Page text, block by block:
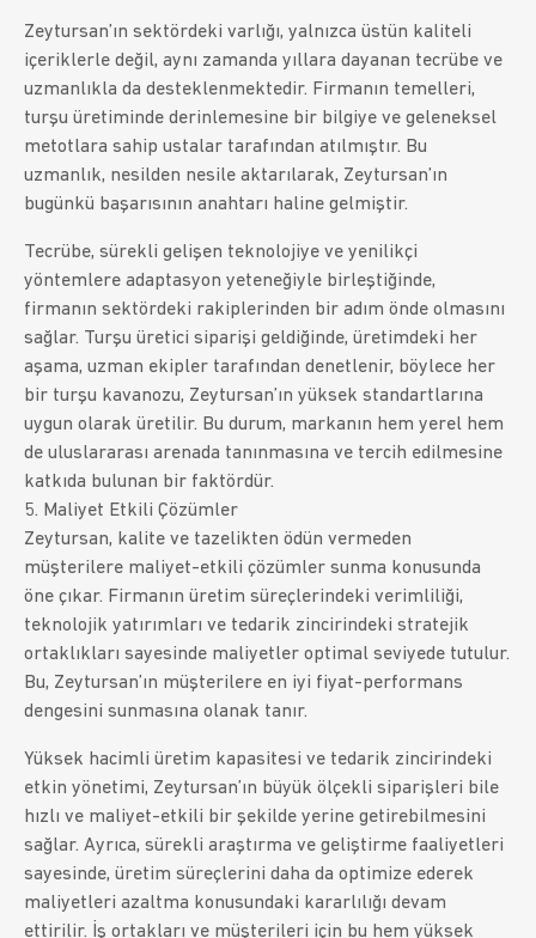
Zeytursan’ın sektördeki varlığı, yalnızca üstün kaliteli
içeriklerle değil, aynı zamanda yıllara dayanan tecrübe ve
uzmanlıkla da desteklenmektedir. Firmanın temelleri,
turşu üretiminde derinlemesine bir bilgiye ve geleneksel
metotlara sahip ustalar tarafından atılmıştır. Bu
uzmanlık, nesilden nesile aktarılarak, Zeytursan’ın
bugünkü başarısının anahtarı haline gelmiştir.
Tecrübe, sürekli gelişen teknolojiye ve yenilikçi
yöntemlere adaptasyon yeteneğiyle birleştiğinde,
firmanın sektördeki rakiplerinden bir adım önde olmasını
sağlar. Turşu üretici siparişi geldiğinde, üretimdeki her
aşama, uzman ekipler tarafından denetlenir, böylece her
bir turşu kavanozu, Zeytursan’ın yüksek standartlarına
uygun olarak üretilir. Bu durum, markanın hem yerel hem
de uluslararası arenada tanınmasına ve tercih edilmesine
katkıda bulunan bir faktördür.
5. Maliyet Etkili Çözümler
Zeytursan, kalite ve tazelikten ödün vermeden
müşterilere maliyet-etkili çözümler sunma konusunda
öne çıkar. Firmanın üretim süreçlerindeki verimliliği,
teknolojik yatırımları ve tedarik zincirindeki stratejik
ortaklıkları sayesinde maliyetler optimal seviyede tutulur.
Bu, Zeytursan’ın müşterilere en iyi fiyat-performans
dengesini sunmasına olanak tanır.
Yüksek hacimli üretim kapasitesi ve tedarik zincirindeki
etkin yönetimi, Zeytursan’ın büyük ölçekli siparişleri bile
hızlı ve maliyet-etkili bir şekilde yerine getirebilmesini
sağlar. Ayrıca, sürekli araştırma ve geliştirme faaliyetleri
sayesinde, üretim süreçlerini daha da optimize ederek
maliyetleri azaltma konusundaki kararlılığı devam
ettirilir. İş ortakları ve müşterileri için bu hem yüksek